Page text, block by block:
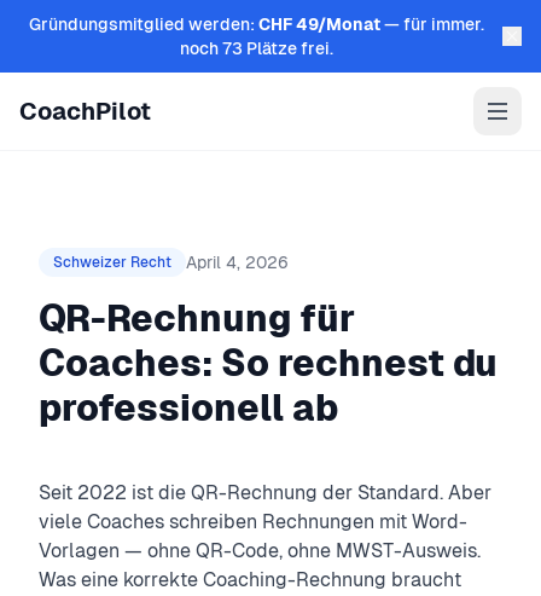
Zum Inhalt springen
Gründungsmitglied werden: CHF 49/Monat— für immer.
noch 73 Plätze frei.
CoachPilot
Schweizer Recht April 4, 2026
QR-Rechnung für
Coaches: So rechnest du
professionell ab
Seit 2022 ist die QR-Rechnung der Standard. Aber
viele Coaches schreiben Rechnungen mit Word-
Vorlagen — ohne QR-Code, ohne MWST-Ausweis.
Was eine korrekte Coaching-Rechnung braucht